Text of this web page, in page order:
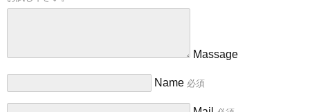
Massage
Name 必須